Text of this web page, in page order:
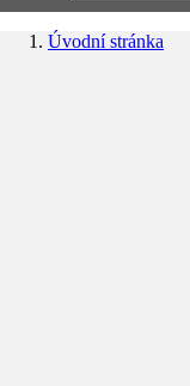
Úvodní stránka